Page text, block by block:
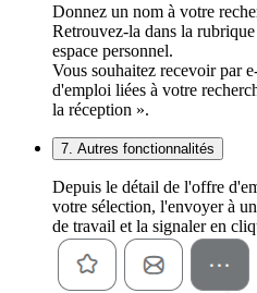
Donnez un nom à votre
Retrouvez-la dans la
espace personnel.
Vous souhaitez recevoir par
d'emploi liées à votre
la réception ».
7. Autres fonctionnalités
Depuis le détail de l'offre
votre sélection, l'envoyer à
de travail et la signaler en